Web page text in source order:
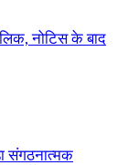
नोटिस के बाद
संगठनात्मक